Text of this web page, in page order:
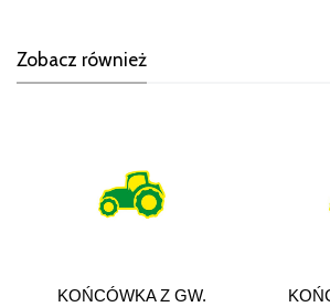
Zobacz również
KOŃCÓWKA Z GW.